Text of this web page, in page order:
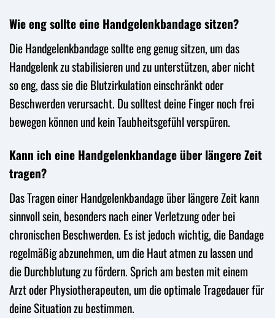
Wie eng sollte eine Handgelenkbandage sitzen?
Die Handgelenkbandage sollte eng genug sitzen, um das
Handgelenk zu stabilisieren und zu unterstützen, aber nicht
so eng, dass sie die Blutzirkulation einschränkt oder
Beschwerden verursacht. Du solltest deine Finger noch frei
bewegen können und kein Taubheitsgefühl verspüren.
Kann ich eine Handgelenkbandage über längere Zeit
tragen?
Das Tragen einer Handgelenkbandage über längere Zeit kann
sinnvoll sein, besonders nach einer Verletzung oder bei
chronischen Beschwerden. Es ist jedoch wichtig, die Bandage
regelmäßig abzunehmen, um die Haut atmen zu lassen und
die Durchblutung zu fördern. Sprich am besten mit einem
Arzt oder Physiotherapeuten, um die optimale Tragedauer für
deine Situation zu bestimmen.